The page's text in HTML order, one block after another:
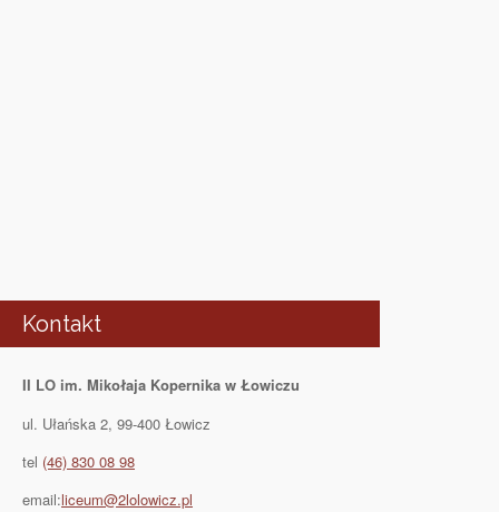
Kontakt
II LO im. Mikołaja Kopernika w Łowiczu
ul. Ułańska 2, 99-400 Łowicz
tel (46) 830 08 98
email:liceum@2lolowicz.pl